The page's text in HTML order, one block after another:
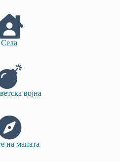
Села
војна
на мапата